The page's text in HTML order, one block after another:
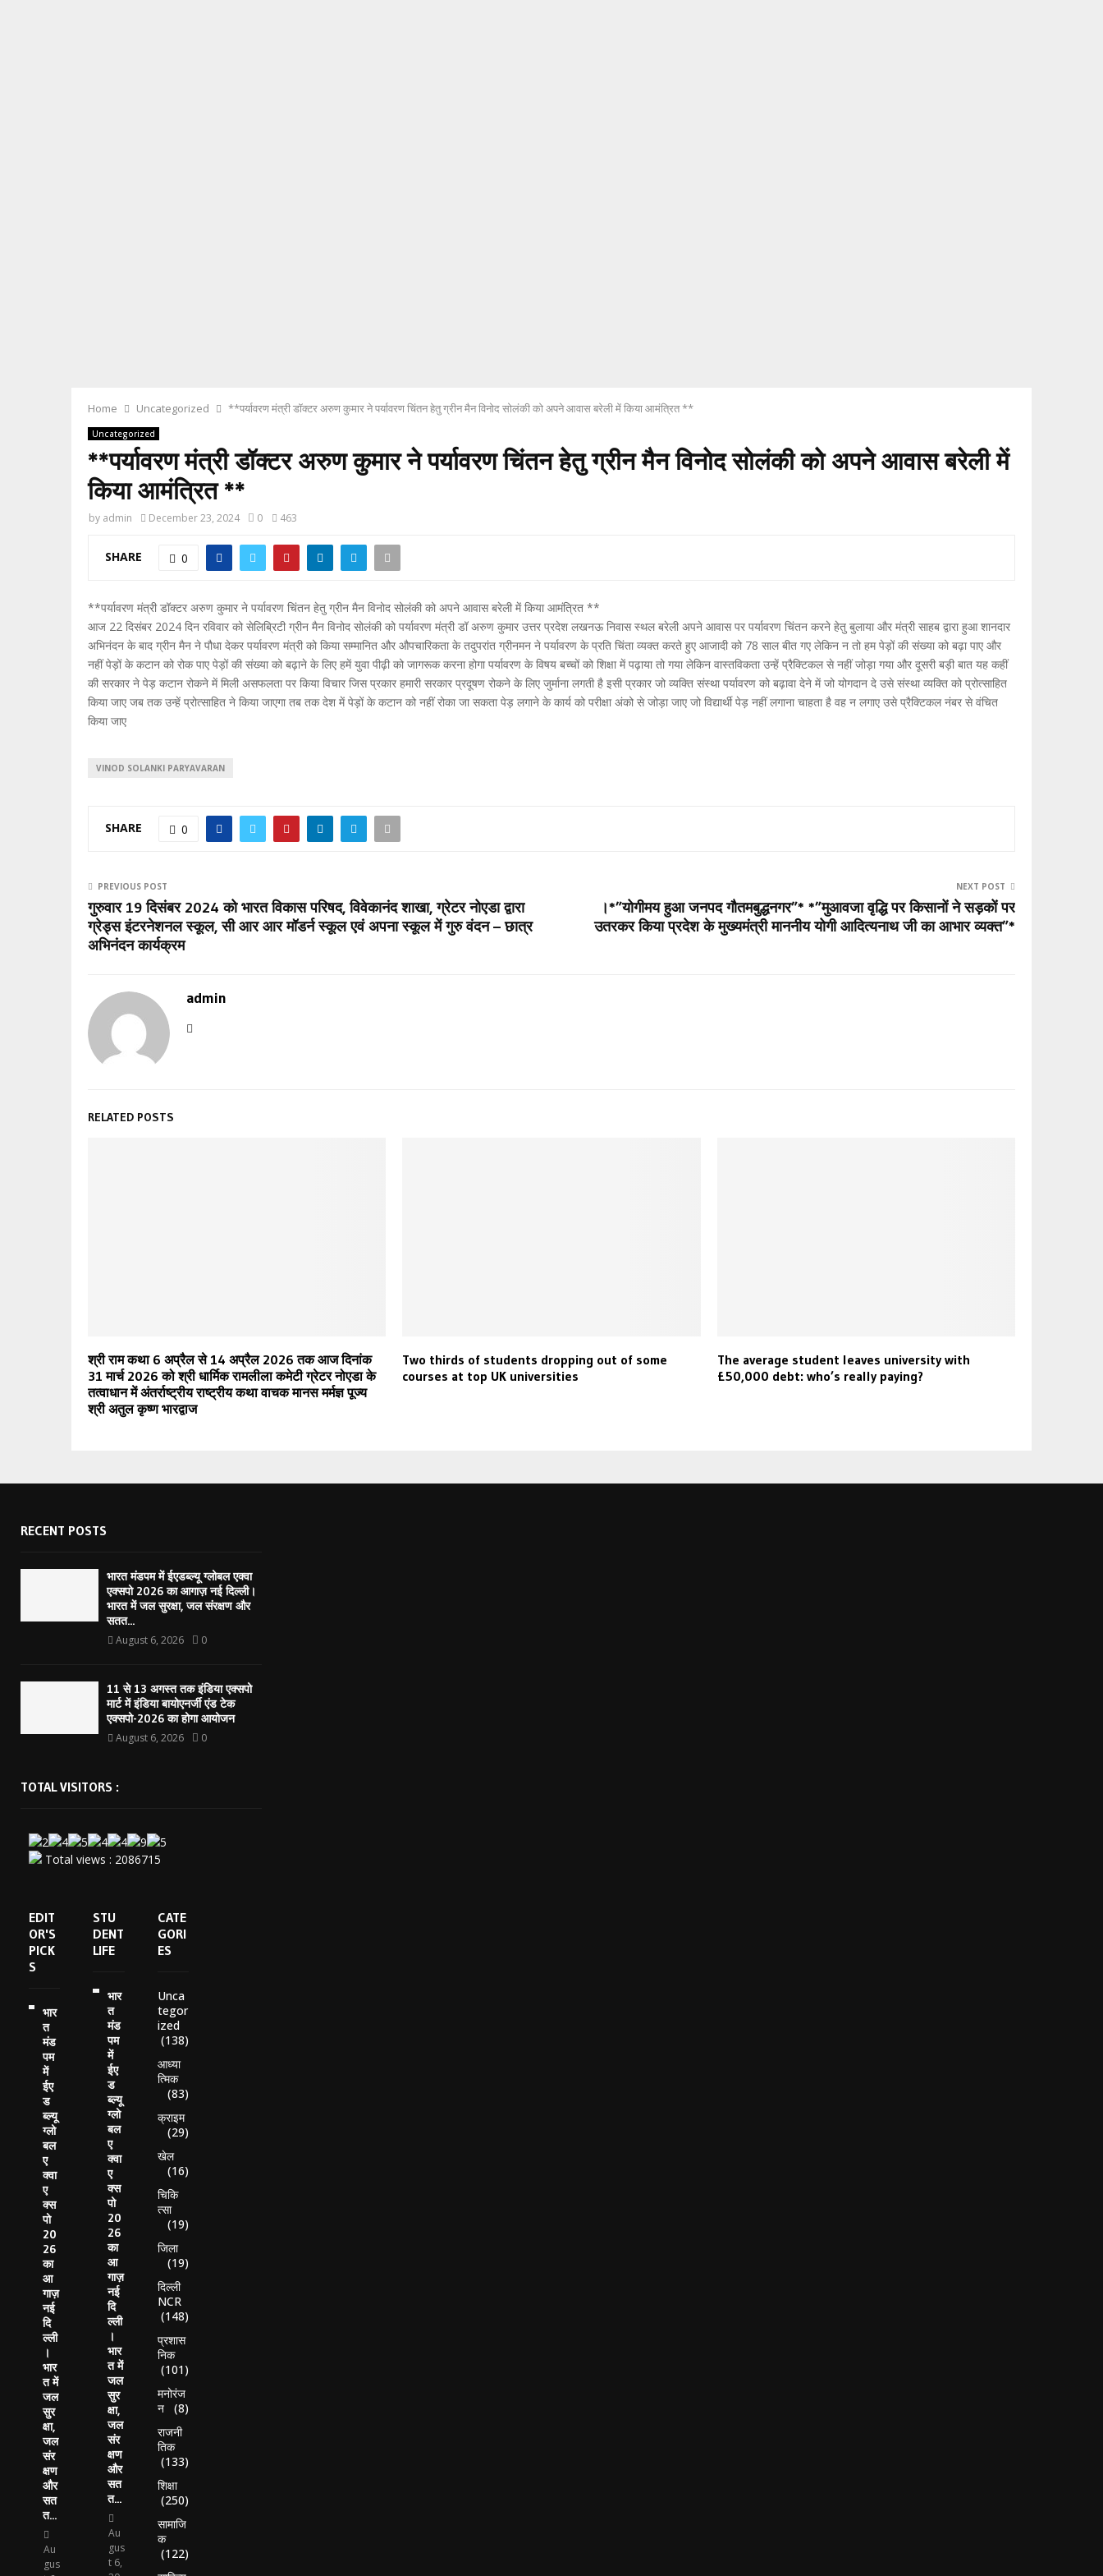
Home Uncategorized **पर्यावरण मंत्री डॉक्टर अरुण कुमार ने पर्यावरण चिंतन हेतु ग्रीन मैन विनोद सोलंकी को अपने आवास बरेली में किया आमंत्रित **
Uncategorized
**पर्यावरण मंत्री डॉक्टर अरुण कुमार ने पर्यावरण चिंतन हेतु ग्रीन मैन विनोद सोलंकी को अपने आवास बरेली में
किया आमंत्रित **
by admin December 23, 2024 0 463
SHARE 0
**पर्यावरण मंत्री डॉक्टर अरुण कुमार ने पर्यावरण चिंतन हेतु ग्रीन मैन विनोद सोलंकी को अपने आवास बरेली में किया आमंत्रित **
आज 22 दिसंबर 2024 दिन रविवार को सेलिब्रिटी ग्रीन मैन विनोद सोलंकी को पर्यावरण मंत्री डॉ अरुण कुमार उत्तर प्रदेश लखनऊ निवास स्थल बरेली अपने आवास पर पर्यावरण चिंतन करने हेतु बुलाया और मंत्री साहब द्वारा हुआ शानदार
अभिनंदन के बाद ग्रीन मैन ने पौधा देकर पर्यावरण मंत्री को किया सम्मानित और औपचारिकता के तदुपरांत ग्रीनमन ने पर्यावरण के प्रति चिंता व्यक्त करते हुए आजादी को 78 साल बीत गए लेकिन न तो हम पेड़ों की संख्या को बढ़ा पाए और
नहीं पेड़ों के कटान को रोक पाए पेड़ों की संख्या को बढ़ाने के लिए हमें युवा पीढ़ी को जागरूक करना होगा पर्यावरण के विषय बच्चों को शिक्षा में पढ़ाया तो गया लेकिन वास्तविकता उन्हें प्रैक्टिकल से नहीं जोड़ा गया और दूसरी बड़ी बात यह कहीं
की सरकार ने पेड़ कटान रोकने में मिली असफलता पर किया विचार जिस प्रकार हमारी सरकार प्रदूषण रोकने के लिए जुर्माना लगती है इसी प्रकार जो व्यक्ति संस्था पर्यावरण को बढ़ावा देने में जो योगदान दे उसे संस्था व्यक्ति को प्रोत्साहित
किया जाए जब तक उन्हें प्रोत्साहित ने किया जाएगा तब तक देश में पेड़ों के कटान को नहीं रोका जा सकता पेड़ लगाने के कार्य को परीक्षा अंको से जोड़ा जाए जो विद्यार्थी पेड़ नहीं लगाना चाहता है वह न लगाए उसे प्रैक्टिकल नंबर से वंचित
किया जाए
VINOD SOLANKI PARYAVARAN
SHARE 0
PREVIOUS POST
गुरुवार 19 दिसंबर 2024 को भारत विकास परिषद, विवेकानंद शाखा, ग्रेटर नोएडा द्वारा
ग्रेड्स इंटरनेशनल स्कूल, सी आर आर मॉडर्न स्कूल एवं अपना स्कूल में गुरु वंदन – छात्र
अभिनंदन कार्यक्रम
NEXT POST
।*”योगीमय हुआ जनपद गौतमबुद्धनगर”* *”मुआवजा वृद्धि पर किसानों ने सड़कों पर
उतरकर किया प्रदेश के मुख्यमंत्री माननीय योगी आदित्यनाथ जी का आभार व्यक्त”*
admin
RELATED POSTS
श्री राम कथा 6 अप्रैल से 14 अप्रैल 2026 तक आज दिनांक
31 मार्च 2026 को श्री धार्मिक रामलीला कमेटी ग्रेटर नोएडा के
तत्वाधान में अंतर्राष्ट्रीय राष्ट्रीय कथा वाचक मानस मर्मज्ञ पूज्य
श्री अतुल कृष्ण भारद्वाज
Two thirds of students dropping out of some
courses at top UK universities
The average student leaves university with
£50,000 debt: who’s really paying?
RECENT POSTS
भारत मंडपम में ईएडब्ल्यू ग्लोबल एक्वा
एक्सपो 2026 का आगाज़ नई दिल्ली।
भारत में जल सुरक्षा, जल संरक्षण और
सतत...
August 6, 2026 0
11 से 13 अगस्त तक इंडिया एक्सपो
मार्ट में इंडिया बायोएनर्जी एंड टेक
एक्सपो-2026 का होगा आयोजन
August 6, 2026 0
TOTAL VISITORS :
Total views : 2086715
EDIT
OR'S
PICK
S
भार
त
मंड
पम
में
ईए
ड
ब्ल्यू
ग्लो
बल
ए
क्वा
ए
क्स
पो
20
26
का
आ
गाज़
नई
दि
ल्ली
।
भार
त में
जल
सुर
क्षा,
जल
संर
क्षण
और
सत
त...
Au
gus
STU
DENT
LIFE
भार
त
मंड
पम
में
ईए
ड
ब्ल्यू
ग्लो
बल
ए
क्वा
ए
क्स
पो
20
26
का
आ
गाज़
नई
दि
ल्ली
।
भार
त में
जल
सुर
क्षा,
जल
संर
क्षण
और
सत
त...
Au
gus
t 6,
CATE
GORI
ES
Unca
tegor
ized
(138)
आध्या
त्मिक
(83)
क्राइम
(29)
खेल
(16)
चिकि
त्सा
(19)
जिला
(19)
दिल्ली
NCR
(148)
प्रशास
निक
(101)
मनोरंज
न
(8)
राजनी
तिक
(133)
शिक्षा
(250)
सामाजि
क
(122)